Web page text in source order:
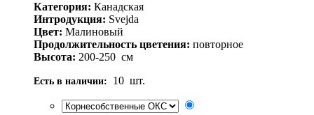
Категория: Канадская
Интродукция: Svejda
Цвет: Малиновый
Продолжительность цветения: повторное
Высота: 200-250 см
Есть в наличии: 10 шт.